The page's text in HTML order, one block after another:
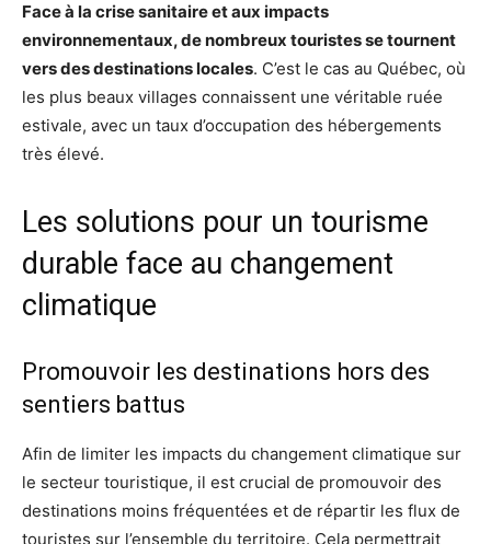
Face à la crise sanitaire et aux impacts
environnementaux, de nombreux touristes se tournent
vers des destinations locales. C’est le cas au Québec, où
les plus beaux villages connaissent une véritable ruée
estivale, avec un taux d’occupation des hébergements
très élevé.
Les solutions pour un tourisme
durable face au changement
climatique
Promouvoir les destinations hors des
sentiers battus
Afin de limiter les impacts du changement climatique sur
le secteur touristique, il est crucial de promouvoir des
destinations moins fréquentées et de répartir les flux de
touristes sur l’ensemble du territoire. Cela permettrait